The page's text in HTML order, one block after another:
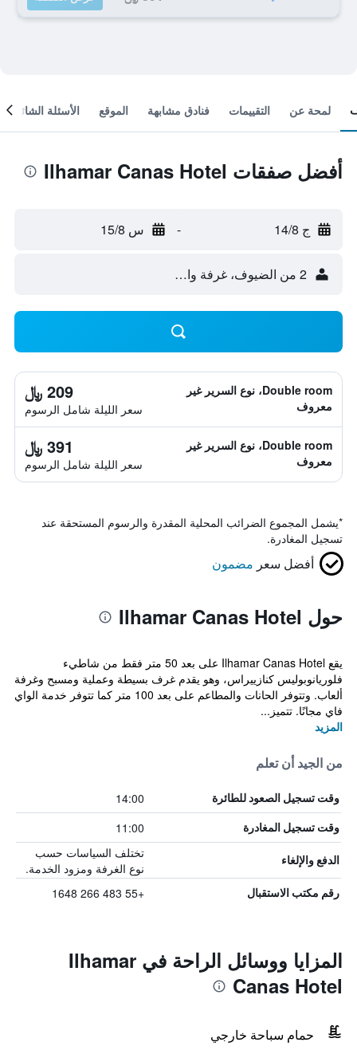
لمحة عن التقييمات فنادق مشابهة الموقع الأسئلة الشائعة
أفضل صفقات Ilhamar Canas Hotel
ج 14/8 - س 15/8
2 من الضيوف، غرفة واحدة
Double room، نوع السرير غير
معروف
209 ﷼
سعر الليلة شامل الرسوم
Double room، نوع السرير غير
معروف
391 ﷼
سعر الليلة شامل الرسوم
*يشمل المجموع الضرائب المحلية المقدرة والرسوم المستحقة عند
تسجيل المغادرة.
أفضل سعر مضمون
حول Ilhamar Canas Hotel
يقع Ilhamar Canas Hotel على بعد 50 متر فقط من شاطيء
فلوريانوبوليس كنازييراس، وهو يقدم غرف بسيطة وعملية ومسبح وغرفة
ألعاب. وتتوفر الحانات والمطاعم على بعد 100 متر كما تتوفر خدمة الواي
فاي مجانًا. تتميز...
المزيد
من الجيد أن تعلم
وقت تسجيل الصعود للطائرة 14:00
وقت تسجيل المغادرة 11:00
الدفع والإلغاء
تختلف السياسات حسب
نوع الغرفة ومزود الخدمة.
رقم مكتب الاستقبال +55 483 266 1648
المزايا ووسائل الراحة في Ilhamar
Canas Hotel
حمام سباحة خارجي